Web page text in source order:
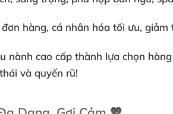
hàng, cá nhân hóa tối ưu,
nành cao cấp thành lựa chọn
và quyến rũ!